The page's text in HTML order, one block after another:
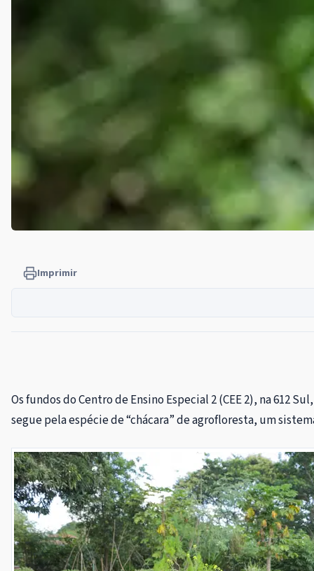
Imprimir
Os fundos do Centro de Ensino Especial 2 (CEE 2), na
segue pela espécie de “chácara” de agrofloresta, um